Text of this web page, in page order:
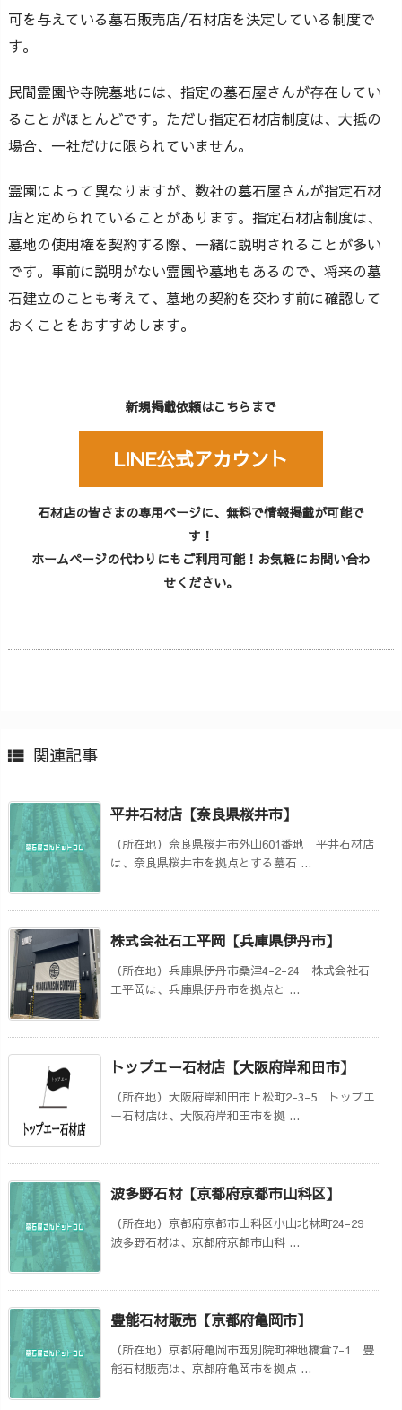
可を与えている墓石販売店/石材店を決定している制度で
す。
民間霊園や寺院墓地には、指定の墓石屋さんが存在してい
ることがほとんどです。ただし指定石材店制度は、大抵の
場合、一社だけに限られていません。
霊園によって異なりますが、数社の墓石屋さんが指定石材
店と定められていることがあります。指定石材店制度は、
墓地の使用権を契約する際、一緒に説明されることが多い
です。事前に説明がない霊園や墓地もあるので、将来の墓
石建立のことも考えて、墓地の契約を交わす前に確認して
おくことをおすすめします。
新規掲載依頼はこちらまで
LINE公式アカウント
石材店の皆さまの専用ページに、無料で情報掲載が可能で
す！
ホームページの代わりにもご利用可能！お気軽にお問い合わ
せください。
 関連記事
平井石材店【奈良県桜井市】
（所在地）奈良県桜井市外山601番地 平井石材店
は、奈良県桜井市を拠点とする墓石 ...
株式会社石工平岡【兵庫県伊丹市】
（所在地）兵庫県伊丹市桑津4-2-24 株式会社石
工平岡は、兵庫県伊丹市を拠点と ...
トップエー石材店【大阪府岸和田市】
（所在地）大阪府岸和田市上松町2-3-5 トップエ
ー石材店は、大阪府岸和田市を拠 ...
波多野石材【京都府京都市山科区】
（所在地）京都府京都市山科区小山北林町24-29
波多野石材は、京都府京都市山科 ...
豊能石材販売【京都府亀岡市】
（所在地）京都府亀岡市西別院町神地橋倉7-1 豊
能石材販売は、京都府亀岡市を拠点 ...